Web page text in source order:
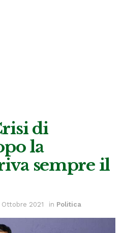
di
la
sempre il
2021 in Politica